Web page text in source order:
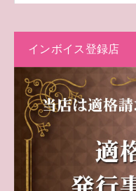
インボイス登録店